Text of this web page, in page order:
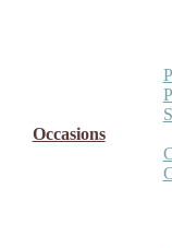
Occasions